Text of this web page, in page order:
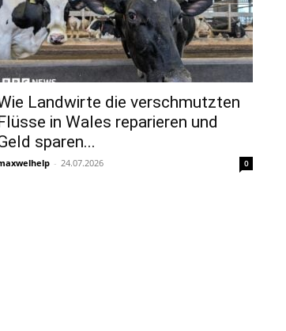
Landwirte die verschmutzten
in Wales reparieren und
sparen...
- 24.07.2026 0